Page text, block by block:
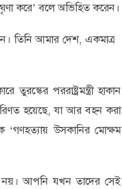
ঘৃণা করে’ বলে অভিহিত করেন।
তিনি আমার দেশ, একমাত্র
পররাষ্ট্রমন্ত্রী হাকান
হয়েছে, যা আর বহন করা
‘গণহত্যায় উসকানির মোক্ষম
নয়। আপনি যখন তাদের সেই